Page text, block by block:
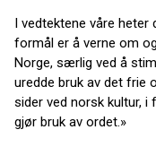
I vedtektene våre
formål er å verne om
Norge, særlig ved å
uredde bruk av det frie
sider ved norsk kultur, i
gjør bruk av ordet.»